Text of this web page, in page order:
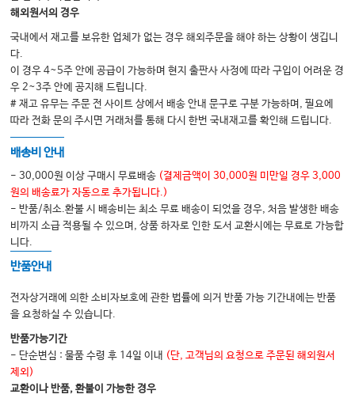
PART 02. 감염 질환
Episode 05 독감
Episode 06 결핵 (1)
Episode 07 결핵 (2)
Episode 08 대상포진
Episode 09 말라리아
Episode 10 뎅기열
Episode 11 여행자 설사
PART 04. 어지럼증
Episode 12 멀미
Episode 13 이석증
Episode 14 메니에르씨 병
해외원서의 경우
국내에서 재고를 보유한 업체가 없는 경우 해외주문을 해야 하는 상황이 생깁니
다.
이 경우 4~5주 안에 공급이 가능하며 현지 출판사 사정에 따라 구입이 어려운 경
우 2~3주 안에 공지해 드립니다.
# 재고 유무는 주문 전 사이트 상에서 배송 안내 문구로 구분 가능하며, 필요에
따라 전화 문의 주시면 거래처를 통해 다시 한번 국내재고를 확인해 드립니다.
배송비 안내
- 30,000원 이상 구매시 무료배송 (결제금액이 30,000원 미만일 경우 3,000
원의 배송료가 자동으로 추가됩니다.)
- 반품/취소.환불 시 배송비는 최소 무료 배송이 되었을 경우, 처음 발생한 배송
비까지 소급 적용될 수 있으며, 상품 하자로 인한 도서 교환시에는 무료로 가능합
니다.
반품안내
전자상거래에 의한 소비자보호에 관한 법률에 의거 반품 가능 기간내에는 반품
을 요청하실 수 있습니다.
반품가능기간
- 단순변심 : 물품 수령 후 14일 이내 (단, 고객님의 요청으로 주문된 해외원서
제외)
교환이나 반품, 환불이 가능한 경우